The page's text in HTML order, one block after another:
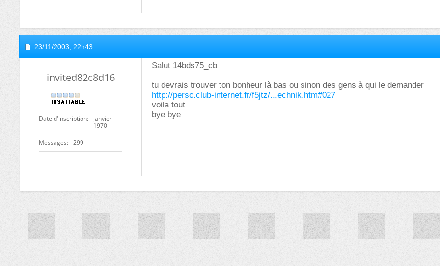
23/11/2003, 22h43
invited82c8d16
Date d'inscription
janvier
1970
Messages 299
Salut 14bds75_cb
tu devrais trouver ton bonheur là bas ou sinon des gens à qui le demander
http://perso.club-internet.fr/f5jtz/...echnik.htm#027
voila tout
bye bye